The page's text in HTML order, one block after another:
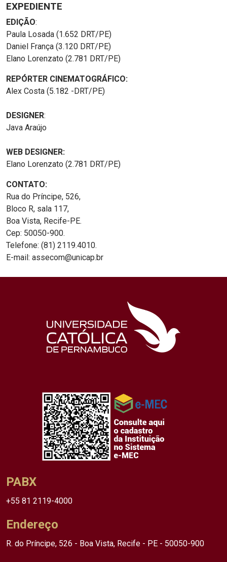
EXPEDIENTE
EDIÇÃO:
Paula Losada (1.652 DRT/PE)
Daniel França (3.120 DRT/PE)
Elano Lorenzato (2.781 DRT/PE)
REPÓRTER CINEMATOGRÁFICO:
Alex Costa (5.182 -DRT/PE)
DESIGNER:
Java Araújo
WEB DESIGNER:
Elano Lorenzato (2.781 DRT/PE)
CONTATO:
Rua do Príncipe, 526,
Bloco R, sala 117,
Boa Vista, Recife-PE.
Cep: 50050-900.
Telefone: (81) 2119.4010.
E-mail: assecom@unicap.br
PABX
+55 81 2119-4000
Endereço
R. do Príncipe, 526 - Boa Vista, Recife - PE - 50050-900